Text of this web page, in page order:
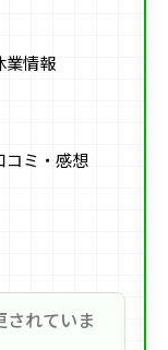
業情報
コミ・感想